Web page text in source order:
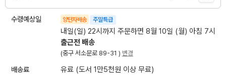
수령예상일 양탄자배송 주말특급
내일(일) 22시까지 주문하면 8월 10일 (월) 아침 7시
출근전 배송
(중구 서소문로 89-31 ) 변경
배송료 유료 (도서 1만5천원 이상 무료)